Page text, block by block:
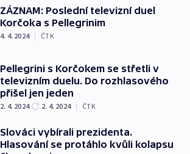
ZÁZNAM: Poslední televizní duel
Korčoka s Pellegrinim
4. 4. 2024 | ČTK
Pellegrini s Korčokem se střetli v
televizním duelu. Do rozhlasového
přišel jen jeden
2. 4. 2024 2. 4. 2024 | ČTK
Slováci vybírali prezidenta.
Hlasování se protáhlo kvůli kolapsu